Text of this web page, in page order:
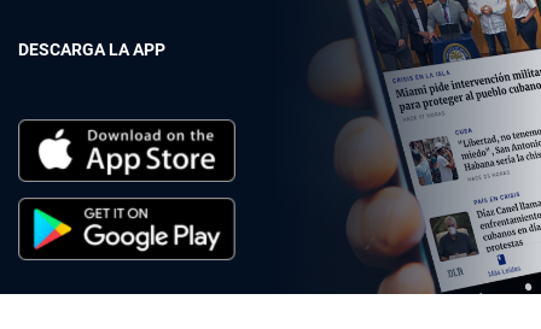
DESCARGA LA APP